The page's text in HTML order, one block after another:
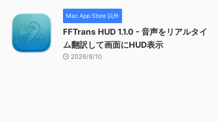
Mac App Store 以外
FFTrans HUD 1.1.0 - 音声をリアルタイ
ム翻訳して画面にHUD表示
2026/8/10